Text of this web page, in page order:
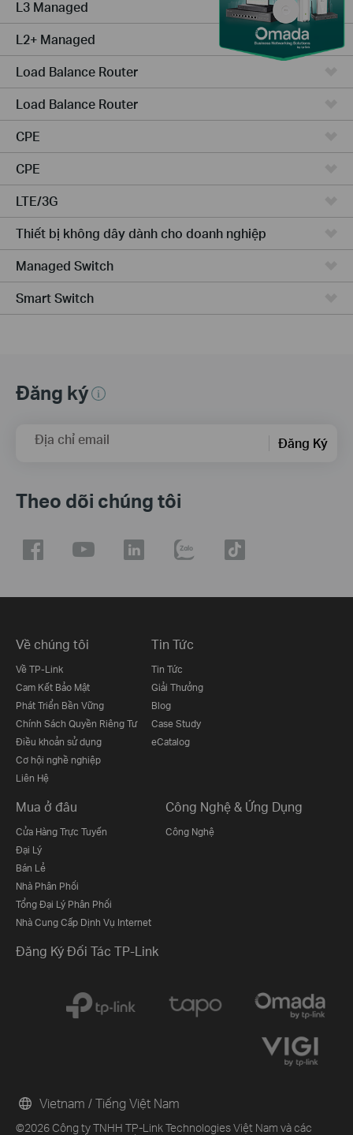
L3 Managed
L2+ Managed
Load Balance Router
Load Balance Router
CPE
CPE
LTE/3G
Thiết bị không dây dành cho doanh nghiệp
Managed Switch
Smart Switch
Đăng ký
Địa chỉ email Đăng Ký
Theo dõi chúng tôi
Về chúng tôi
Về TP-Link
Cam Kết Bảo Mật
Phát Triển Bền Vững
Chính Sách Quyền Riêng Tư
Điều khoản sử dụng
Cơ hội nghề nghiệp
Liên Hệ
Tin Tức
Tin Tức
Giải Thưởng
Blog
Case Study
eCatalog
Mua ở đâu
Cửa Hàng Trực Tuyến
Đại Lý
Bán Lẻ
Nhà Phân Phối
Tổng Đại Lý Phân Phối
Nhà Cung Cấp Dịnh Vụ Internet
Công Nghệ & Ứng Dụng
Công Nghệ
Đăng Ký Đối Tác TP-Link
©2026 Công ty TNHH TP-Link Technologies Việt Nam và các
Vietnam / Tiếng Việt Nam